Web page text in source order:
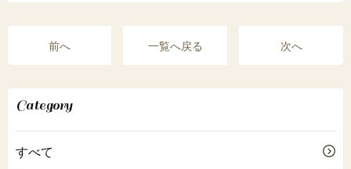
前へ 一覧へ戻る 次へ
Category
すべて